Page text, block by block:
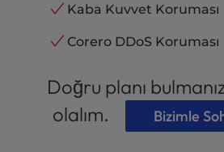
Kaba Kuvvet Koruması
Corero DDoS Koruması
Doğru planı
olalım.
Bizimle